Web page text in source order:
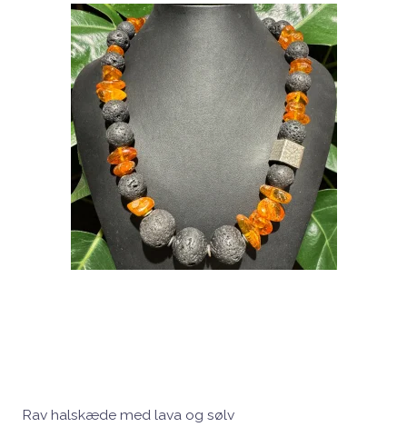
Rav halskæde med lava og sølv